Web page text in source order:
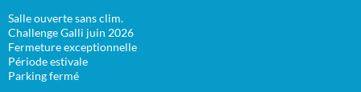
Salle ouverte sans clim.
Challenge Galli juin 2026
Fermeture exceptionnelle
Période estivale
Parking fermé